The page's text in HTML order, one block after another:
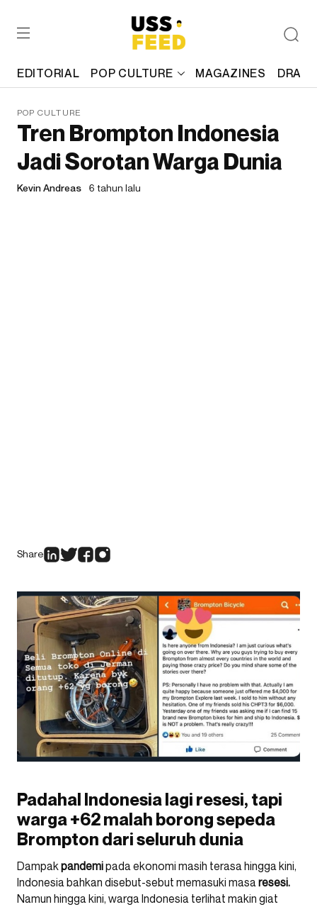
EDITORIAL POP CULTURE MAGAZINES
POP CULTURE
Tren Brompton Indonesia
Jadi Sorotan Warga Dunia
Kevin Andreas 6 tahun lalu
Share
Padahal Indonesia lagi resesi, tapi
warga +62 malah borong sepeda
Brompton dari seluruh dunia
Dampakpandemipada ekonomi masih terasa hingga kini,
Indonesia bahkan disebut-sebut memasuki masaresesi.
Namun hingga kini, warga Indonesia terlihat makin giat